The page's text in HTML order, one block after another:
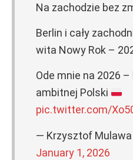
Na zachodzie bez
Berlin i cały
wita Nowy Rok –
Ode mnie na 2026
ambitnej Polski
pic.twitter.com/
— Krzysztof
January 1, 2026